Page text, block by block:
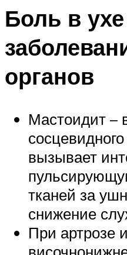
Боль в
органов
Мастоидит –
вызывает
тканей за
снижение
При артрозе